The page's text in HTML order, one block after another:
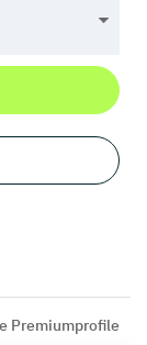
Premiumprofile